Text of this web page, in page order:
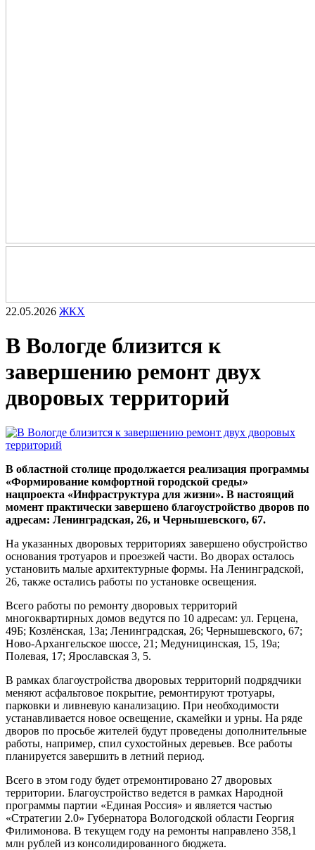
22.05.2026 ЖКХ
В Вологде близится к
завершению ремонт двух
дворовых территорий
В областной столице продолжается реализация программы
«Формирование комфортной городской среды»
нацпроекта «Инфраструктура для жизни». В настоящий
момент практически завершено благоустройство дворов по
адресам: Ленинградская, 26, и Чернышевского, 67.
На указанных дворовых территориях завершено обустройство
основания тротуаров и проезжей части. Во дворах осталось
установить малые архитектурные формы. На Ленинградской,
26, также остались работы по установке освещения.
Всего работы по ремонту дворовых территорий
многоквартирных домов ведутся по 10 адресам: ул. Герцена,
49Б; Козлёнская, 13а; Ленинградская, 26; Чернышевского, 67;
Ново-Архангельское шоссе, 21; Медуницинская, 15, 19а;
Полевая, 17; Ярославская 3, 5.
В рамках благоустройства дворовых территорий подрядчики
меняют асфальтовое покрытие, ремонтируют тротуары,
парковки и ливневую канализацию. При необходимости
устанавливается новое освещение, скамейки и урны. На ряде
дворов по просьбе жителей будут проведены дополнительные
работы, например, спил сухостойных деревьев. Все работы
планируется завершить в летний период.
Всего в этом году будет отремонтировано 27 дворовых
территории. Благоустройство ведется в рамках Народной
программы партии «Единая Россия» и является частью
«Стратегии 2.0» Губернатора Вологодской области Георгия
Филимонова. В текущем году на ремонты направлено 358,1
млн рублей из консолидированного бюджета.